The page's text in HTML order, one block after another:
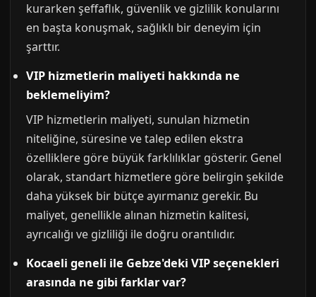
kurarken şeffaflık, güvenlik ve gizlilik konularını
en başta konuşmak, sağlıklı bir deneyim için
şarttır.
VIP hizmetlerin maliyeti hakkında ne
beklemeliyim?
VIP hizmetlerin maliyeti, sunulan hizmetin
niteliğine, süresine ve talep edilen ekstra
özelliklere göre büyük farklılıklar gösterir. Genel
olarak, standart hizmetlere göre belirgin şekilde
daha yüksek bir bütçe ayırmanız gerekir. Bu
maliyet, genellikle alınan hizmetin kalitesi,
ayrıcalığı ve gizliliği ile doğru orantılıdır.
Kocaeli geneli ile Gebze'deki VIP seçenekleri
arasında ne gibi farklar var?